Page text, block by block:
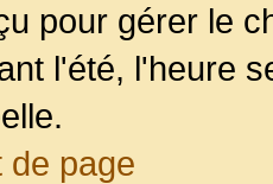
pour gérer le
l'été, l'heure
de page